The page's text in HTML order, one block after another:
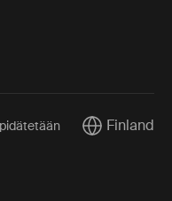
CurrentFinland